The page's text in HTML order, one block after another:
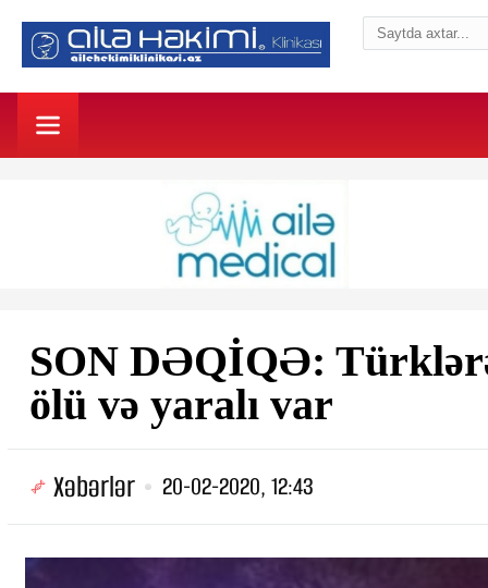
SON DƏQİQƏ:
ölü və yaralı var
Xəbərlər 20-02-2020, 12:43